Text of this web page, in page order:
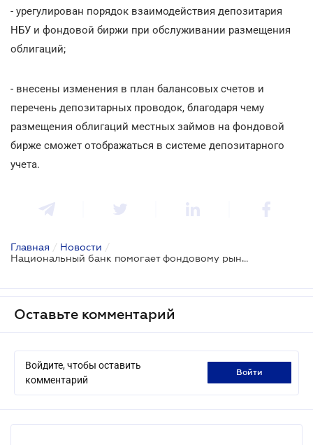
- урегулирован порядок взаимодействия депозитария
НБУ и фондовой биржи при обслуживании размещения
облигаций;
- внесены изменения в план балансовых счетов и
перечень депозитарных проводок, благодаря чему
размещения облигаций местных займов на фондовой
бирже сможет отображаться в системе депозитарного
учета.
Главная / Новости /
Национальный банк помогает фондовому рынку
Оставьте комментарий
Войдите, чтобы оставить
комментарий
войти